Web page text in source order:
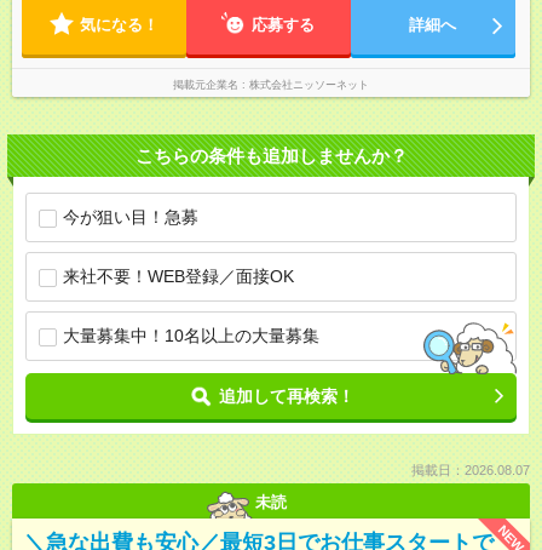
気になる！ 応募する 詳細へ
掲載元企業名 株式会社ニッソーネット
こちらの条件も追加しませんか？
今が狙い目！急募
来社不要！WEB登録／面接OK
大量募集中！10名以上の大量募集
追加して再検索！
掲載日：2026.08.07
未読
NEW
＼急な出費も安心／最短3日でお仕事スタートで